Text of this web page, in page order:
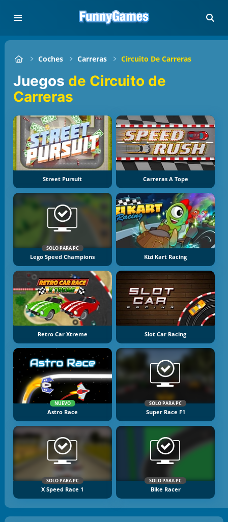
Coches Carreras Circuito De Carreras
Juegos de Circuito de
Carreras
Street Pursuit Carreras A Tope
SOLO PARA PC
Lego Speed Champions Kizi Kart Racing
Retro Car Xtreme Slot Car Racing
NUEVO
Astro Race
SOLO PARA PC
Super Race F1
SOLO PARA PC
X Speed Race 1
SOLO PARA PC
Bike Racer